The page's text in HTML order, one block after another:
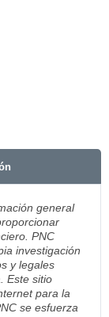
general
PNC
investigación
y legales
Este sitio
para la
se esfuerza